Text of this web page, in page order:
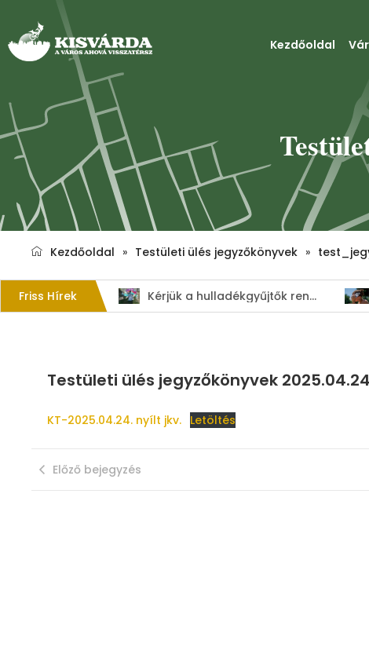
Kezdőoldal
Kezdőoldal » Testületi ülés jegyzőkönyvek »
Friss Hírek Kérjük a hulladékgyűjtők rendeltetésszerű használatát!
Testületi ülés jegyzőkönyvek
KT-2025.04.24. nyílt jkv. Letöltés
Előző bejegyzés